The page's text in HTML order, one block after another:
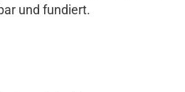
und fundiert.